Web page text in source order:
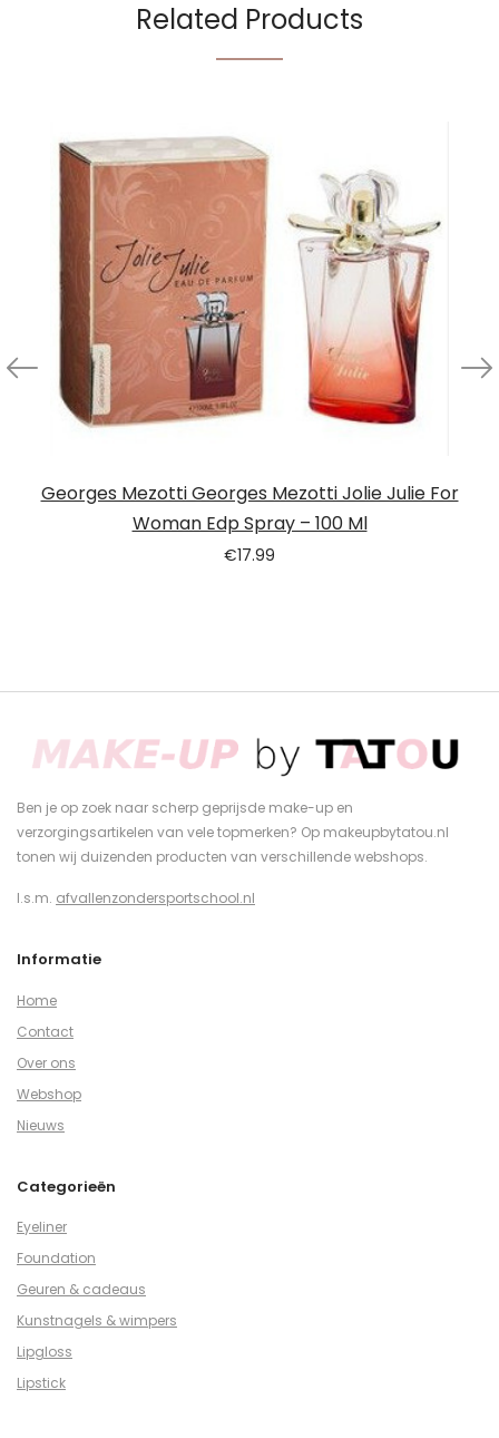
Related Products
Georges Mezotti Georges Mezotti Jolie Julie For
Woman Edp Spray – 100 Ml
€17.99
Ben je op zoek naar scherp geprijsde make-up en
verzorgingsartikelen van vele topmerken? Op makeupbytatou.nl
tonen wij duizenden producten van verschillende webshops.
I.s.m. afvallenzondersportschool.nl
Informatie
Home
Contact
Over ons
Webshop
Nieuws
Categorieën
Eyeliner
Foundation
Geuren & cadeaus
Kunstnagels & wimpers
Lipgloss
Lipstick